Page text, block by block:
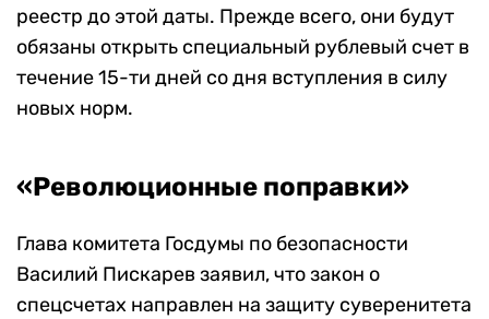
реестр до этой даты. Прежде всего, они будут
обязаны открыть специальный рублевый счет в
течение 15-ти дней со дня вступления в силу
новых норм.
«Революционные поправки»
Глава комитета Госдумы по безопасности
Василий Пискарев заявил, что закон о
спецсчетах направлен на защиту суверенитета